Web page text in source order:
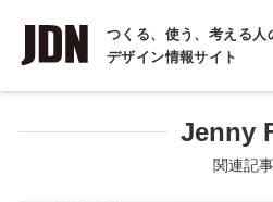
つくる、使う、考える人
デザイン情報サイト
INTERVIEW
インタビュー
Jenny
関連記事